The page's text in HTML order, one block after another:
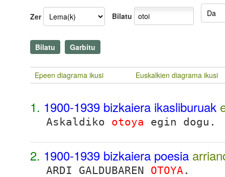
Zer Bilatu
Epeen diagrama ikusi Euskalkien diagrama ikusi
1. 1900-1939 bizkaiera ikasliburuak
Askaldiko otoya egin dogu.
2. 1900-1939 bizkaiera poesia
ARDI GALDUBAREN OTOYA .